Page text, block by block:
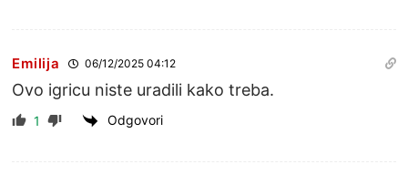
Emilija 06/12/2025 04:12
Ovo igricu niste uradili kako treba.
1 Odgovori